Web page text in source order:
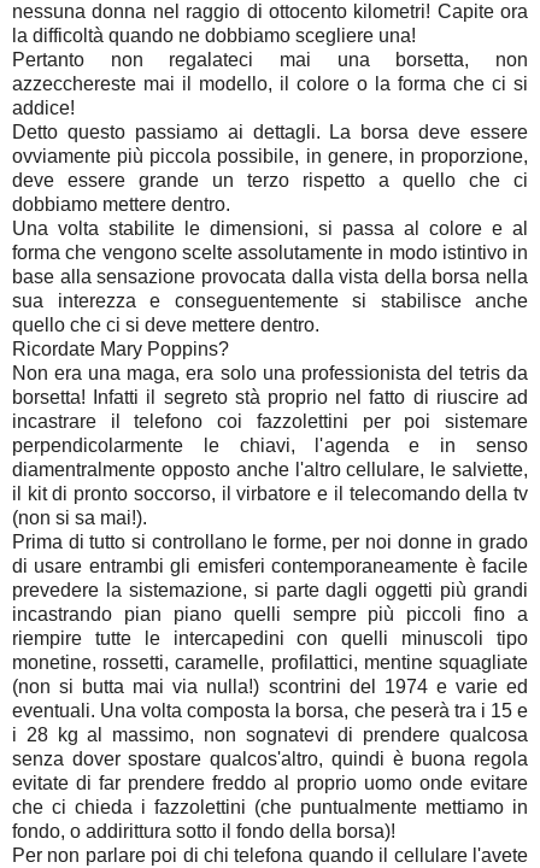
nessuna donna nel raggio di ottocento kilometri! Capite ora
la difficoltà quando ne dobbiamo scegliere una!
Pertanto non regalateci mai una borsetta, non
azzecchereste mai il modello, il colore o la forma che ci si
addice!
Detto questo passiamo ai dettagli. La borsa deve essere
ovviamente più piccola possibile, in genere, in proporzione,
deve essere grande un terzo rispetto a quello che ci
dobbiamo mettere dentro.
Una volta stabilite le dimensioni, si passa al colore e al
forma che vengono scelte assolutamente in modo istintivo in
base alla sensazione provocata dalla vista della borsa nella
sua interezza e conseguentemente si stabilisce anche
quello che ci si deve mettere dentro.
Ricordate Mary Poppins?
Non era una maga, era solo una professionista del tetris da
borsetta! Infatti il segreto stà proprio nel fatto di riuscire ad
incastrare il telefono coi fazzolettini per poi sistemare
perpendicolarmente le chiavi, l'agenda e in senso
diamentralmente opposto anche l'altro cellulare, le salviette,
il kit di pronto soccorso, il virbatore e il telecomando della tv
(non si sa mai!).
Prima di tutto si controllano le forme, per noi donne in grado
di usare entrambi gli emisferi contemporaneamente è facile
prevedere la sistemazione, si parte dagli oggetti più grandi
incastrando pian piano quelli sempre più piccoli fino a
riempire tutte le intercapedini con quelli minuscoli tipo
monetine, rossetti, caramelle, profilattici, mentine squagliate
(non si butta mai via nulla!) scontrini del 1974 e varie ed
eventuali. Una volta composta la borsa, che peserà tra i 15 e
i 28 kg al massimo, non sognatevi di prendere qualcosa
senza dover spostare qualcos'altro, quindi è buona regola
evitate di far prendere freddo al proprio uomo onde evitare
che ci chieda i fazzolettini (che puntualmente mettiamo in
fondo, o addirittura sotto il fondo della borsa)!
Per non parlare poi di chi telefona quando il cellulare l'avete